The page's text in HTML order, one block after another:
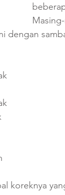
koreknya